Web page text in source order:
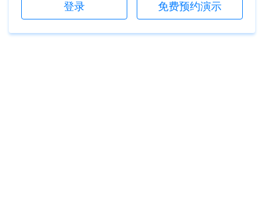
登录 免费预约演示